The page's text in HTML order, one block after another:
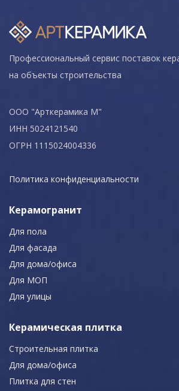
Профессиональный сервис поставок
на объекты строительства
ООО "Арткерамика М"
ИНН 5024121540
ОГРН 1115024004336
Политика конфиденциальности
Керамогранит
Для пола
Для фасада
Для дома/офиса
Для МОП
Для улицы
Керамическая плитка
Строительная плитка
Для дома/офиса
Плитка для стен